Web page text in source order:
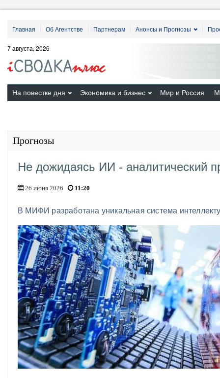
Главная Об Агентстве Партнерам Анонсы и Прогнозы
7 августа, 2026
На повестке дня Экономика и бизнес Мир и Россия
Прогнозы
Не дожидаясь ИИ - аналитический
26 июня 2026 11:20
​В МИФИ разработана уникальная система